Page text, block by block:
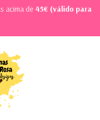
acima de 45€ (válido para